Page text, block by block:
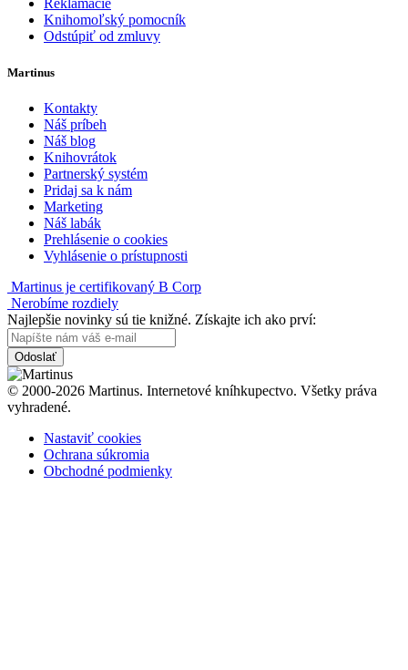
Reklamácie
Knihomoľský pomocník
Odstúpiť od zmluvy
Martinus
Kontakty
Náš príbeh
Náš blog
Knihovrátok
Partnerský systém
Pridaj sa k nám
Marketing
Náš labák
Prehlásenie o cookies
Vyhlásenie o prístupnosti
Martinus je certifikovaný B Corp
Nerobíme rozdiely
Najlepšie novinky sú tie knižné. Získajte ich ako prví:
Odoslať
© 2000-2026 Martinus. Internetové kníhkupectvo. Všetky práva
vyhradené.
Nastaviť cookies
Ochrana súkromia
Obchodné podmienky